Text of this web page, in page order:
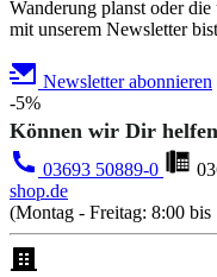
Wanderung planst oder
mit unserem Newsletter
Newsletter abonnieren
-5%
Können wir Dir
03693 50889-0
shop.de
(Montag - Freitag: 8:00